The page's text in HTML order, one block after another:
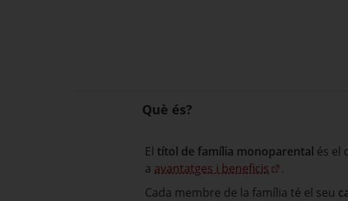
Què és?
El títol de família monoparental és el
a avantatges i beneficis
.
Cada membre de la família té el seu